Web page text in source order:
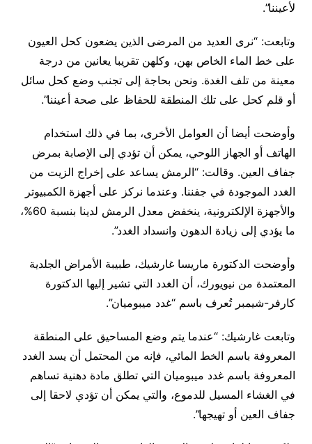
لأعيننا”.
وتابعت: “نرى العديد من المرضى الذين يضعون كحل العيون
على خط الماء الخاص بهن، وكلهن تقريبا يعانين من درجة
معينة من تلف الغدة. ونحن بحاجة إلى تجنب وضع كحل سائل
أو قلم كحل على تلك المنطقة للحفاظ على صحة أعيننا”.
وأوضحت أيضا أن العوامل الأخرى، بما في ذلك استخدام
الهاتف أو الجهاز اللوحي، يمكن أن تؤدي إلى الإصابة بمرض
جفاف العين. وقالت: “الرمش يساعد على إخراج الزيت من
الغدد الموجودة في جفننا. وعندما نركز على أجهزة الكمبيوتر
والأجهزة الإلكترونية، ينخفض ​​معدل الرمش لدينا بنسبة 60%،
ما يؤدي إلى زيادة الدهون وانسداد الغدد”.
وأوضحت الدكتورة ماريسا غارشيك، طبيبة الأمراض الجلدية
المعتمدة من نيويورك، أن الغدد التي تشير إليها الدكتورة
كارفر-شيمبر تُعرف باسم “غدد ميبوميان”.
وتابعت غارشيك: “عندما يتم وضع المساحيق على المنطقة
المعروفة باسم الخط المائي، فإنه من المحتمل أن يسد الغدد
المعروفة باسم غدد ميبوميان التي تطلق مادة دهنية تساهم
في الغشاء المسيل للدموع، والتي يمكن أن تؤدي لاحقا إلى
جفاف العين أو تهيجها”.